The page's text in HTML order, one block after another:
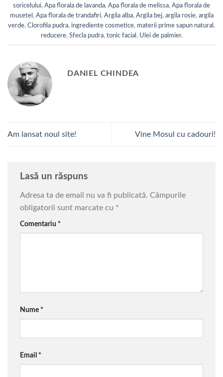
soricelului, Apa florala de lavanda, Apa florala de melissa, Apa florala de
musetel , Apa florala de trandafiri, Argila alba, Argila bej, argila rosie, argila
verde, Clorofila pudra, ingrediente cosmetice, materii prime sapun natural ,
reducere, Sfecla pudra, tonic facial , Ulei de palmier.
DANIEL CHINDEA
Am lansat noul site! Vine Mosul cu cadouri!
Lasă un răspuns
Adresa ta de email nu va fi publicată. Câmpurile
obligatorii sunt marcate cu *
Comentariu *
Nume *
Email *